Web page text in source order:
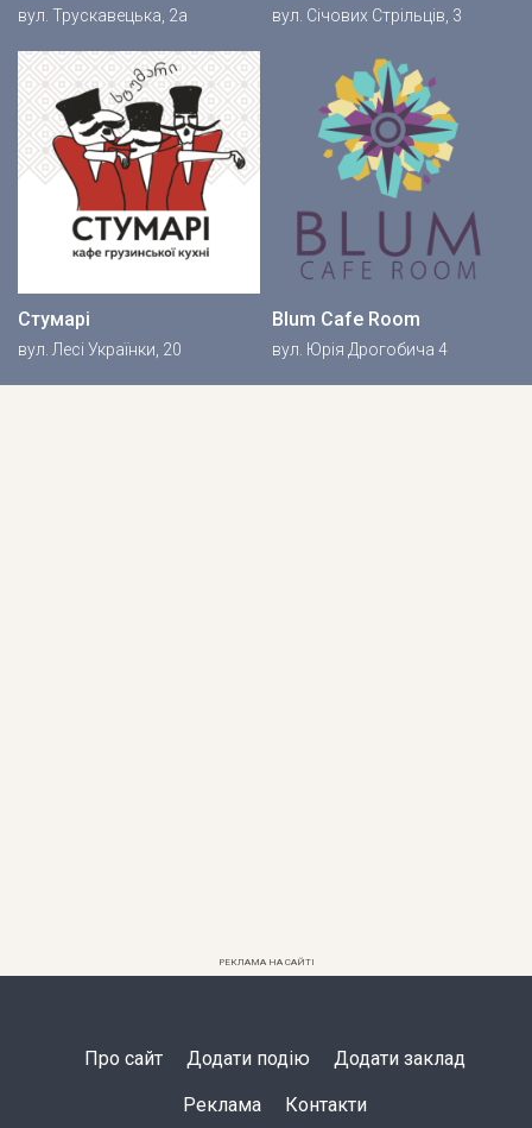
вул. Трускавецька, 2a вул. Січових Стрільців, 3
Стумарі
вул. Лесі Українки, 20
Blum Cafe Room
вул. Юрія Дрогобича 4
РЕКЛАМА НА САЙТІ
Про сайт Додати подію Додати заклад
Реклама Контакти